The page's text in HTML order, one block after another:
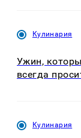
Кулинария
Ужин,
всегда
Кулинария